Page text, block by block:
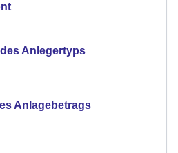
Anlegertyps
Anlagebetrags